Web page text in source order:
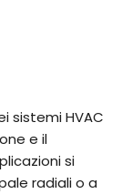
sistemi HVAC
e il
si
radiali o a